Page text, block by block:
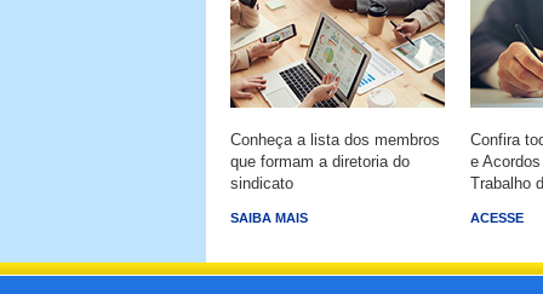
Conheça a lista dos membros
que formam a diretoria do
sindicato
Confira
e
Trabalho
SAIBA MAIS ACESSE